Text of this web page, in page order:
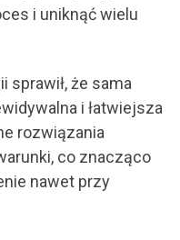
i uniknąć wielu
sprawił, że sama
i łatwiejsza
rozwiązania
co znacząco
nawet przy